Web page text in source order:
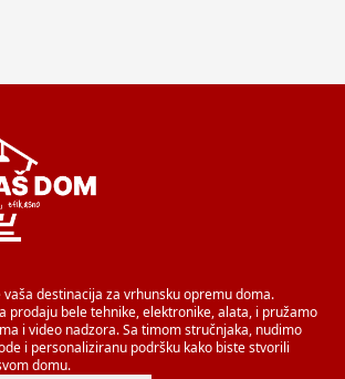
destinacija za vrhunsku opremu doma.
prodaju bele tehnike, elektronike, alata, i pružamo
i video nadzora. Sa timom stručnjaka, nudimo
i personaliziranu podršku kako biste stvorili
domu.